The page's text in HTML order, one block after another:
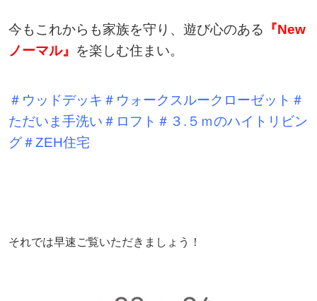
今もこれからも家族を守り、遊び心のある 『New
ノーマル』 を楽しむ住まい。
＃ウッドデッキ＃ウォークスルークローゼット＃
ただいま手洗い＃ロフト＃３.５ｍのハイトリビン
グ＃ZEH住宅
それでは早速ご覧いただきましょう！